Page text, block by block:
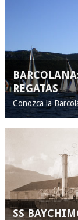
REGATAS
Conozca la
SS